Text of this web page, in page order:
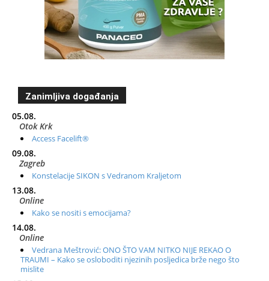
Zanimljiva događanja
05.08.
Otok Krk
Access Facelift®
09.08.
Zagreb
Konstelacije SIKON s Vedranom Kraljetom
13.08.
Online
Kako se nositi s emocijama?
14.08.
Online
Vedrana Meštrović: ONO ŠTO VAM NITKO NIJE REKAO O
TRAUMI – Kako se osloboditi njezinih posljedica brže nego što
mislite